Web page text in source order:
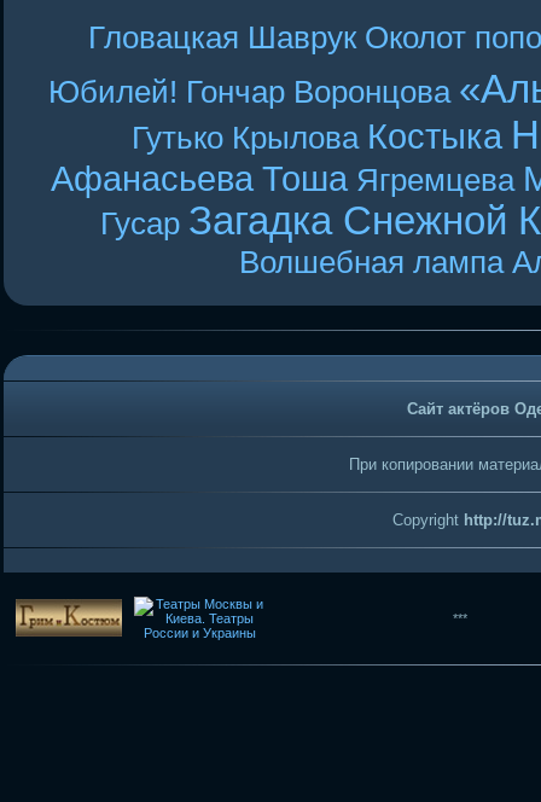
Гловацкая Шаврук Околот
Юбилей! Гончар Воронцова
Гутько Крылова Костыка
Афанасьева Тоша Ягремцева
Гусар Загадка Снежной
Волшебная лампа
Сайт актёров
При копировании
Copyright http://
***